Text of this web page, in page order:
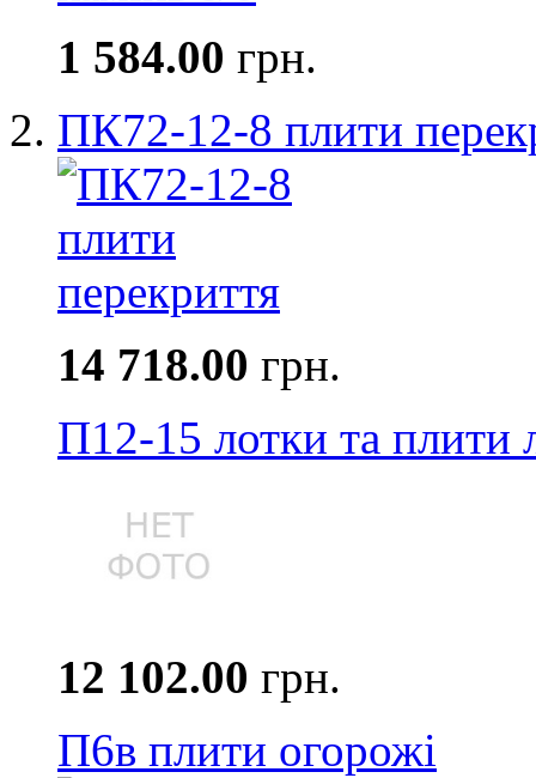
1 584.00 грн.
ПК72-12-8 плити
14 718.00 грн.
П12-15 лотки та плити
12 102.00 грн.
П6в плити огорожі